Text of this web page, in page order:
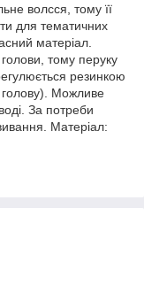
волсся, тому її
для тематичних
матеріал.
тому перуку
резинкою
голову). Можливе
За потреби
Матеріал: